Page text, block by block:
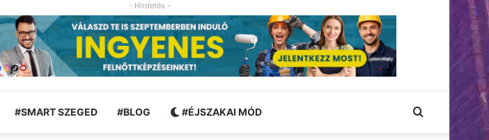
- Hirdetés -
#SMART SZEGED #BLOG #ÉJSZAKAI MÓD Keresés: